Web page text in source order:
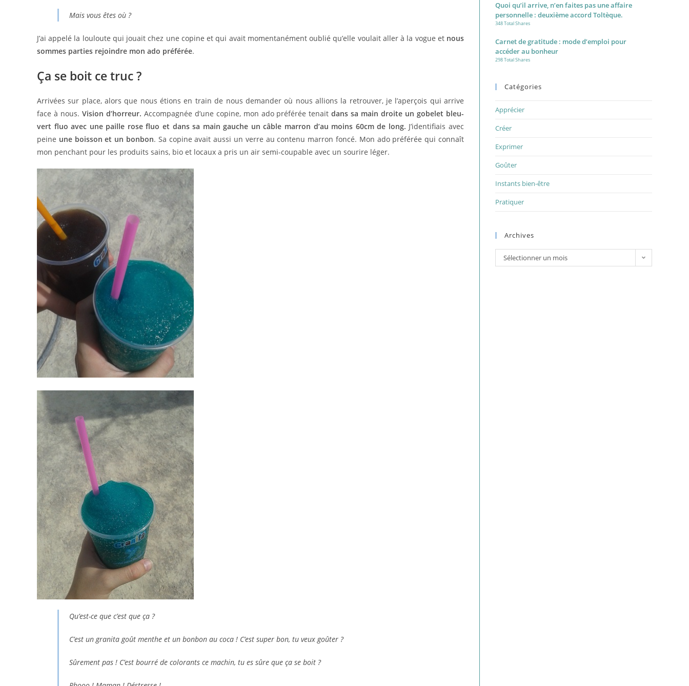
Mais vous êtes où ?
J’ai appelé la louloute qui jouait chez une copine et qui avait momentanément oublié qu’elle voulait aller à la vogue et nous
sommes parties rejoindre mon ado préférée.
Ça se boit ce truc ?
Arrivées sur place, alors que nous étions en train de nous demander où nous allions la retrouver, je l’aperçois qui arrive
face à nous. Vision d’horreur. Accompagnée d’une copine, mon ado préférée tenaitdans sa main droite un gobelet bleu-
vert fluo avec une paille rose fluo et dans sa main gauche un câble marron d’au moins 60cm de long. J’identifiais avec
peine une boisson et un bonbon. Sa copine avait aussi un verre au contenu marron foncé. Mon ado préférée qui connaît
mon penchant pour les produits sains, bio et locaux a pris un air semi-coupable avec un sourire léger.
Qu’est-ce que c’est que ça ?
C’est un granita goût menthe et un bonbon au coca ! C’est super bon, tu veux goûter ?
Sûrement pas ! C’est bourré de colorants ce machin, tu es sûre que ça se boit ?
Quoi qu’il arrive, n’en faites pas une affaire
personnelle : deuxième accord Toltèque.
348 Total Shares
Carnet de gratitude : mode d’emploi pour
accéder au bonheur
298 Total Shares
Catégories
Apprécier
Créer
Exprimer
Goûter
Instants bien-être
Pratiquer
Archives
Archives
Sélectionner un mois